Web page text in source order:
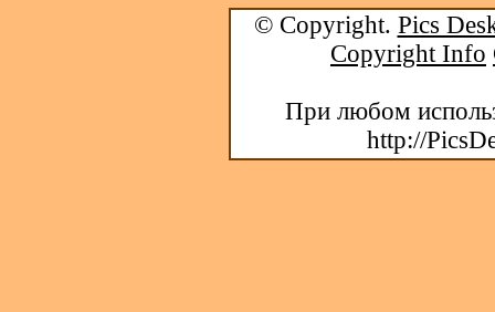
© Copyright. Pics
Copyright Info
При любом
http://